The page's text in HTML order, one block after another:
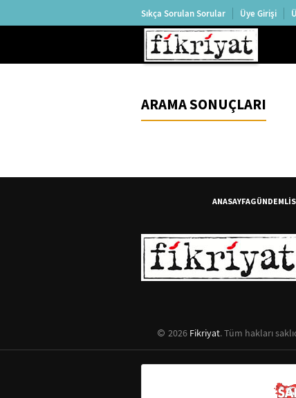
Sıkça Sorulan Sorular Üye Girişi
ARAMA SONUÇLARI
ANASAYFAGÜNDEM
2026 Fikriyat. Tüm hakları